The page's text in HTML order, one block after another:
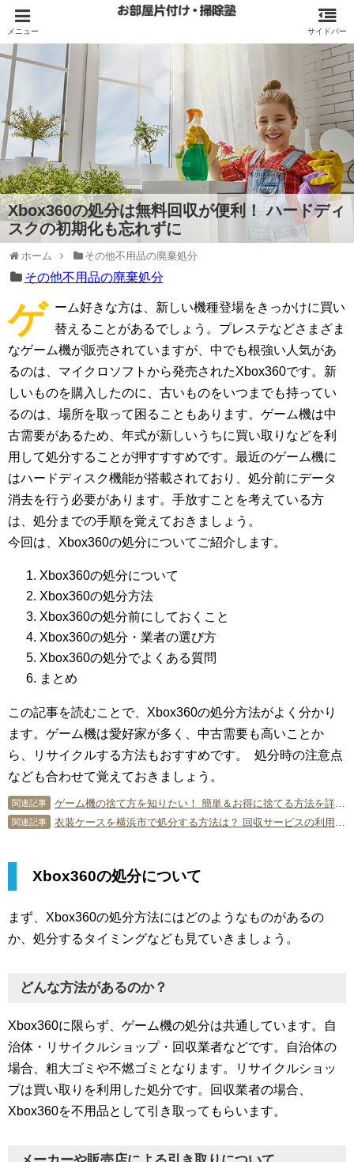
Xbox360の処分は無料回収が便利！ ハードディ
スクの初期化も忘れずに
ホーム その他不用品の廃棄処分
その他不用品の廃棄処分
ゲ
ーム好きな方は、新しい機種登場をきっかけに買い
替えることがあるでしょう。プレステなどさまざま
なゲーム機が販売されていますが、中でも根強い人気があ
るのは、マイクロソフトから発売されたXbox360です。新
しいものを購入したのに、古いものをいつまでも持ってい
るのは、場所を取って困ることもあります。ゲーム機は中
古需要があるため、年式が新しいうちに買い取りなどを利
用して処分することが押すすすめです。最近のゲーム機に
はハードディスク機能が搭載されており、処分前にデータ
消去を行う必要があります。手放すことを考えている方
は、処分までの手順を覚えておきましょう。
今回は、Xbox360の処分についてご紹介します。
Xbox360の処分について
Xbox360の処分方法
Xbox360の処分前にしておくこと
Xbox360の処分・業者の選び方
Xbox360の処分でよくある質問
まとめ
この記事を読むことで、Xbox360の処分方法がよく分かり
ます。ゲーム機は愛好家が多く、中古需要も高いことか
ら、リサイクルする方法もおすすめです。 処分時の注意点
なども合わせて覚えておきましょう。
関連記事 ゲーム機の捨て方を知りたい！ 簡単＆お得に捨てる方法を詳しく紹介！
関連記事 衣装ケースを横浜市で処分する方法は？ 回収サービスの利用方法も解説
Xbox360の処分について
まず、Xbox360の処分方法にはどのようなものがあるの
か、処分するタイミングなども見ていきましょう。
どんな方法があるのか？
Xbox360に限らず、ゲーム機の処分は共通しています。自
治体・リサイクルショップ・回収業者などです。自治体の
場合、粗大ゴミや不燃ゴミとなります。リサイクルショッ
プは買い取りを利用した処分です。回収業者の場合、
Xbox360を不用品として引き取ってもらいます。